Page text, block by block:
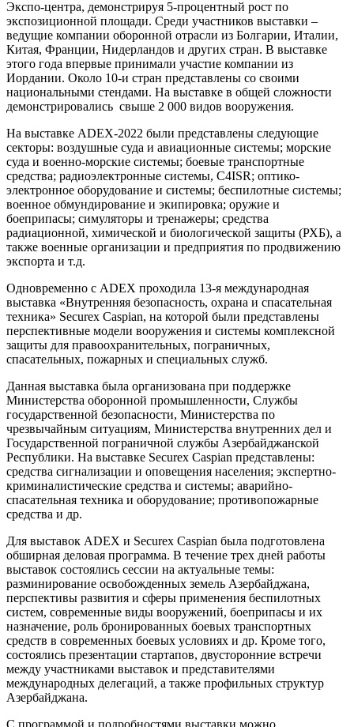
Экспо-центра, демонстрируя 5-процентный рост по
экспозиционной площади. Среди участников выставки –
ведущие компании оборонной отрасли из Болгарии, Италии,
Китая, Франции, Нидерландов и других стран. В выставке
этого года впервые принимали участие компании из
Иордании. Около 10-и стран представлены со своими
национальными стендами. На выставке в общей сложности
демонстрировались свыше 2 000 видов вооружения.
На выставке ADEX-2022 были представлены следующие
секторы: воздушные суда и авиационные системы; морские
суда и военно-морские системы; боевые транспортные
средства; радиоэлектронные системы, C4ISR; оптико-
электронное оборудование и системы; беспилотные системы;
военное обмундирование и экипировка; оружие и
боеприпасы; симуляторы и тренажеры; средства
радиационной, химической и биологической защиты (РХБ), а
также военные организации и предприятия по продвижению
экспорта и т.д.
Одновременно с ADEX проходила 13-я международная
выставка «Внутренняя безопасность, охрана и спасательная
техника» Securex Caspian, на которой были представлены
перспективные модели вооружения и системы комплексной
защиты для правоохранительных, пограничных,
спасательных, пожарных и специальных служб.
Данная выставка была организована при поддержке
Министерства оборонной промышленности, Службы
государственной безопасности, Министерства по
чрезвычайным ситуациям, Министерства внутренних дел и
Государственной пограничной службы Азербайджанской
Республики. На выставке Securex Caspian представлены:
средства сигнализации и оповещения населения; экспертно-
криминалистические средства и системы; аварийно-
спасательная техника и оборудование; противопожарные
средства и др.
Для выставок ADEX и Securex Caspian была подготовлена
обширная деловая программа. В течение трех дней работы
выставок состоялись сессии на актуальные темы:
разминирование освобожденных земель Азербайджана,
перспективы развития и сферы применения беспилотных
систем, современные виды вооружений, боеприпасы и их
назначение, роль бронированных боевых транспортных
средств в современных боевых условиях и др. Кроме того,
состоялись презентации стартапов, двусторонние встречи
между участниками выставок и представителями
международных делегаций, а также профильных структур
Азербайджана.
С программой и подробностями выставки можно